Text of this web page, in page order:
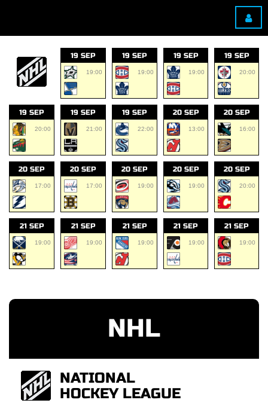
19 SEP
19:00
19 SEP
19:00
19 SEP
19:00
19 SEP
20:00
19 SEP
20:00
19 SEP
21:00
19 SEP
22:00
20 SEP
13:00
20 SEP
16:00
20 SEP
17:00
20 SEP
17:00
20 SEP
19:00
20 SEP
19:00
20 SEP
20:00
21 SEP
19:00
21 SEP
19:00
21 SEP
19:00
21 SEP
19:00
21 SEP
19:00
NHL
NATIONAL
HOCKEY LEAGUE